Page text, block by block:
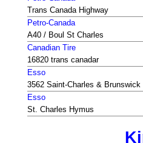
Trans Canada Highway
Petro-Canada
A40 / Boul St Charles
Canadian Tire
16820 trans canadar
Esso
3562 Saint-Charles & Brunswick
Esso
St. Charles Hymus